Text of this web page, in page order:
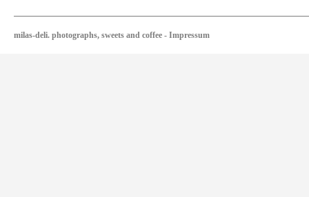
milas-deli. photographs, sweets and coffee - Impressum